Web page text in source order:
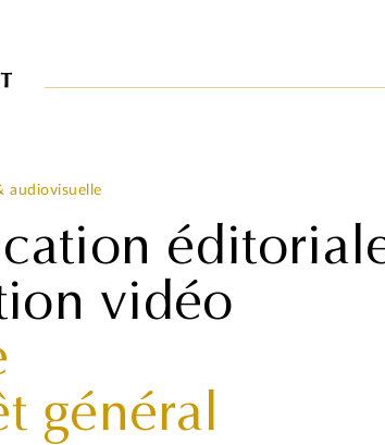
audiovisuelle
vidéo
général